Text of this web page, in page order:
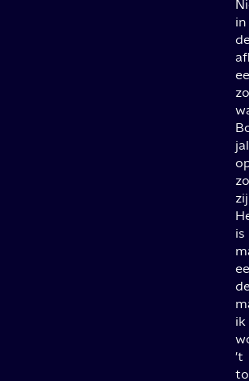
in
is
ik
't